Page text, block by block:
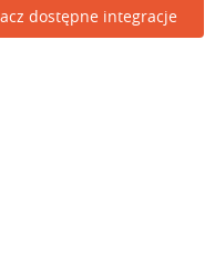
dostępne integracje